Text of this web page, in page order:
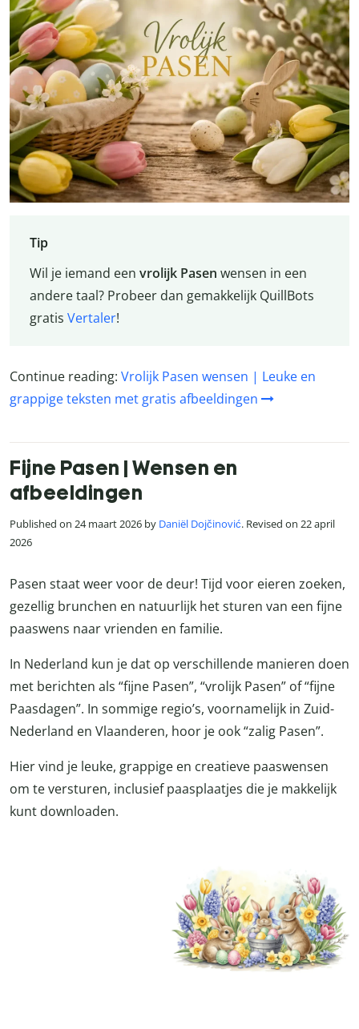
Tip
Wil je iemand een vrolijk Pasen wensen in een
andere taal? Probeer dan gemakkelijk QuillBots
gratis Vertaler!
Continue reading: Vrolijk Pasen wensen | Leuke en
grappige teksten met gratis afbeeldingen
Fijne Pasen | Wensen en
afbeeldingen
Published on 24 maart 2026 by Daniël Dojčinović. Revised on 22 april
2026
Pasen staat weer voor de deur! Tijd voor eieren zoeken,
gezellig brunchen en natuurlijk het sturen van een fijne
paaswens naar vrienden en familie.
In Nederland kun je dat op verschillende manieren doen
met berichten als “fijne Pasen”, “vrolijk Pasen” of “fijne
Paasdagen”. In sommige regio’s, voornamelijk in Zuid-
Nederland en Vlaanderen, hoor je ook “zalig Pasen”.
Hier vind je leuke, grappige en creatieve paaswensen
om te versturen, inclusief paasplaatjes die je makkelijk
kunt downloaden.